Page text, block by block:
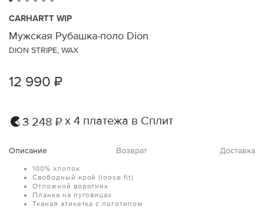
CARHARTT WIP
Мужская Рубашка-поло Dion
DION STRIPE, WAX
12 990 ₽
3 248 ₽ х 4 платежа в Сплит
Описание Возврат Доставка
100% хлопок
Свободный крой (loose fit)
Отложной воротник
Планка на пуговицах
Тканая этикетка с логотипом